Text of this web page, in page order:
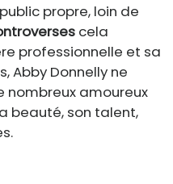
propre, loin de
cela
professionnelle et sa
Abby Donnelly ne
amoureux
beauté, son talent,